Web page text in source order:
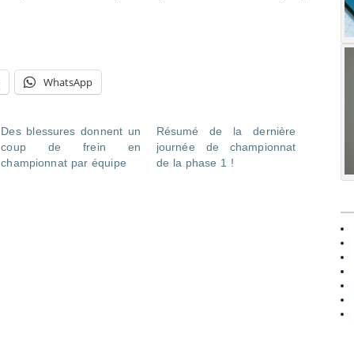
WhatsApp
Des blessures donnent un
coup de frein en
championnat par équipe
Résumé de la dernière
journée de championnat
de la phase 1 !